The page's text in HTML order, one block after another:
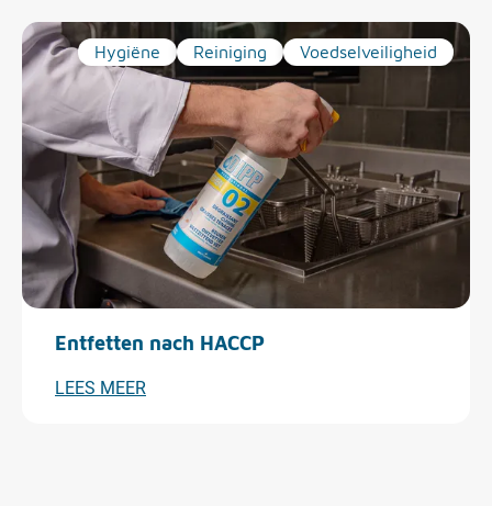
Hygiëne Reiniging Voedselveiligheid
Entfetten nach HACCP
LEES MEER